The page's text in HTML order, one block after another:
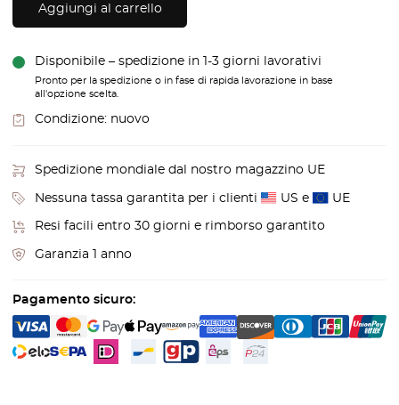
Aggiungi al carrello
Disponibile – spedizione in 1-3 giorni lavorativi
Pronto per la spedizione o in fase di rapida lavorazione in base
all'opzione scelta.
Condizione: nuovo
Spedizione mondiale dal nostro magazzino UE
Nessuna tassa garantita per i clienti US e UE
Resi facili entro 30 giorni e rimborso garantito
Garanzia 1 anno
Pagamento sicuro: